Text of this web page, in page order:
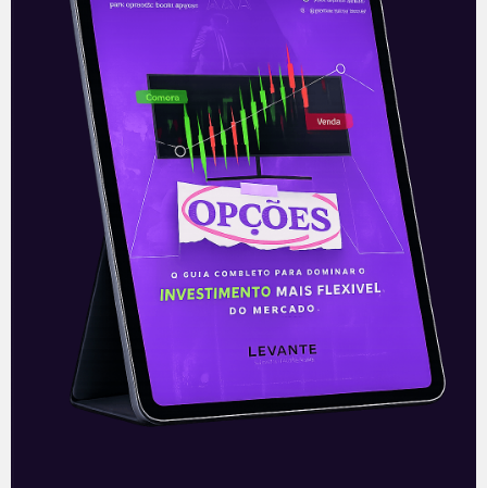
É pensando nisso que a Levante Ideias criou
a série Total Return Portfolio, que traz um
portfólio completo com os melhores ativos
da atualidade em nossa análise para que
você possa variar a sua carteira. As análises
são comandadas por Pedro Bresser e
trazem informações sobre como
potencializar suas aplicações, aumentar
rendimentos e garantir a segurança e
estabilidade financeira.